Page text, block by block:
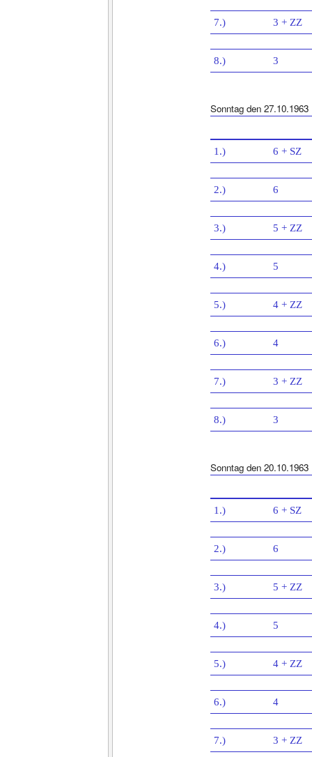
7.) 3 + ZZ
8.) 3
Sonntag den 27.10.1963
1.) 6 + SZ
2.) 6
3.) 5 + ZZ
4.) 5
5.) 4 + ZZ
6.) 4
7.) 3 + ZZ
8.) 3
Sonntag den 20.10.1963
1.) 6 + SZ
2.) 6
3.) 5 + ZZ
4.) 5
5.) 4 + ZZ
6.) 4
7.) 3 + ZZ